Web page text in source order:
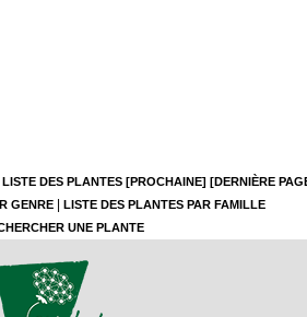
DES PLANTES [PROCHAINE] [DERNIÈRE
GENRE|
LISTE DES PLANTES PAR FAMILLE
UNE PLANTE